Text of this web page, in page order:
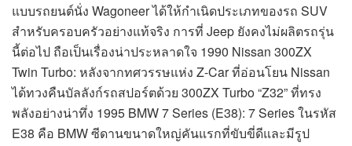
แบบรถยนต์นั่ง Wagoneer ได้ให้กำเนิดประเภทของรถ SUV
สำหรับครอบครัวอย่างแท้จริง การที่ Jeep ยังคงไม่ผลิตรถรุ่น
นี้ต่อไป ถือเป็นเรื่องน่าประหลาดใจ 1990 Nissan 300ZX
Twin Turbo: หลังจากทศวรรษแห่ง Z-Car ที่อ่อนโยน Nissan
ได้ทวงคืนบัลลังก์รถสปอร์ตด้วย 300ZX Turbo “Z32” ที่ทรง
พลังอย่างน่าทึ่ง 1995 BMW 7 Series (E38): 7 Series ในรหัส
E38 คือ BMW ซีดานขนาดใหญ่คันแรกที่ขับขี่ดีและมีรูป